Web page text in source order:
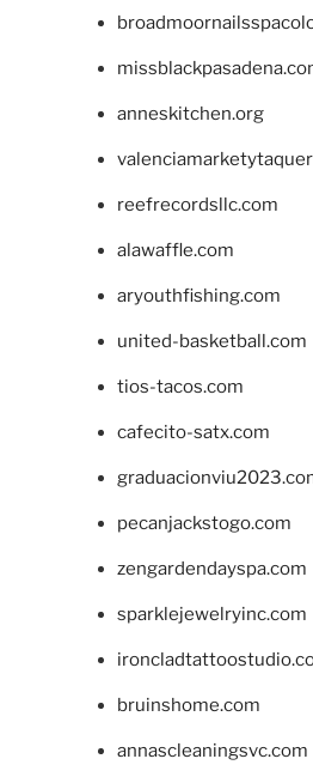
anneskitchen.org
reefrecordsllc.com
alawaffle.com
aryouthfishing.com
united-basketball.com
tios-tacos.com
cafecito-satx.com
pecanjackstogo.com
zengardendayspa.com
sparklejewelryinc.com
bruinshome.com
annascleaningsvc.com